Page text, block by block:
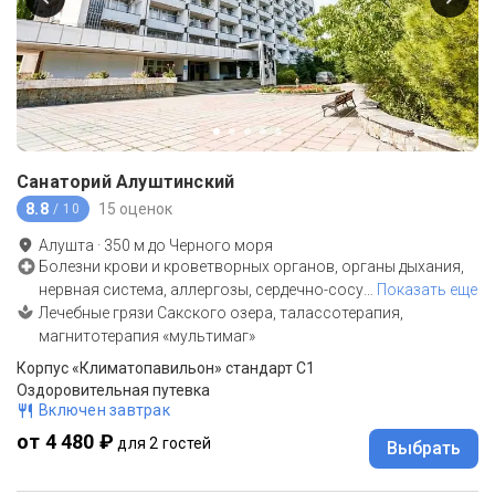
Санаторий Алуштинский
8.8 / 10 15 оценок
Алушта · 350 м до Черного моря
Болезни крови и кроветворных органов, органы дыхания,
нервная система, аллергозы, сердечно-сосу
Показать еще
Лечебные грязи Сакского озера, талассотерапия,
магнитотерапия «мультимаг»
Корпус «Климатопавильон» стандарт С1
Оздоровительная путевка
Включен завтрак
от 4 480 ₽ для 2 гостей Выбрать